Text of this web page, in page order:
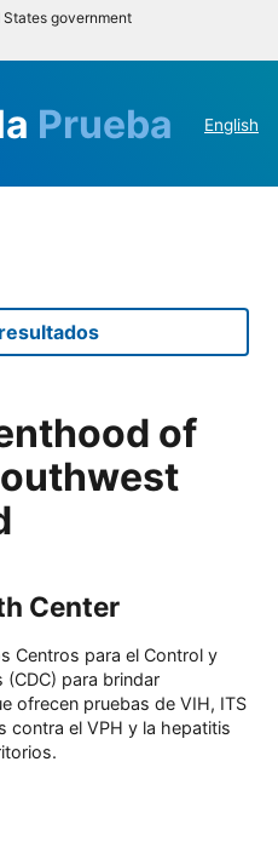
government
Prueba English
of
Center
Centros para el Control y
(CDC) para brindar
ofrecen pruebas de VIH, ITS
contra el VPH y la hepatitis